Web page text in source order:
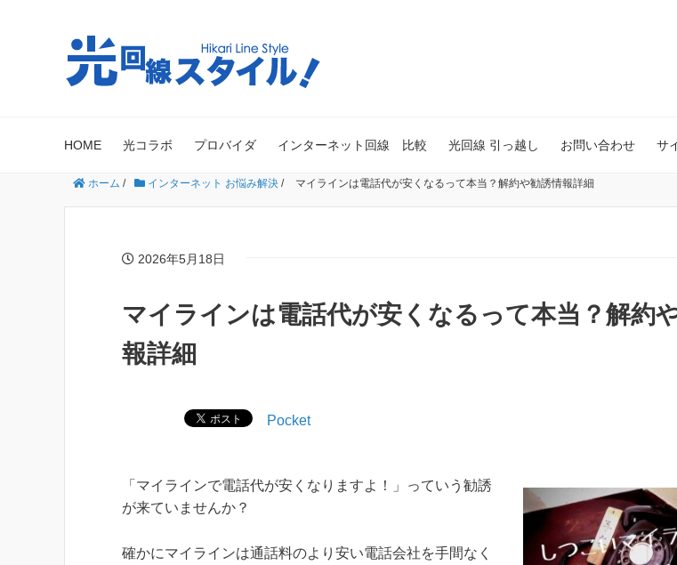
HOME 光コラボ プロバイダ インターネット回線 比較 光回線 引っ越し お問い合わせ サ
ホーム / インターネット お悩み解決 / マイラインは電話代が安くなるって本当？解約や勧誘情報詳細
2026年5月18日
マイラインは電話代が安くなるって本当？解約
報詳細
Pocket
「マイラインで電話代が安くなりますよ！」っていう勧誘
が来ていませんか？
確かにマイラインは通話料のより安い電話会社を手間なく